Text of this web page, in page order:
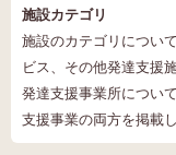
施設カテゴリ
施設のカテゴリについ
ビス、その他発達支援
発達支援事業所につい
支援事業の両方を掲載